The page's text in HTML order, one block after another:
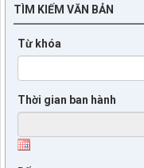
TÌM KIẾM VĂN BẢN
Từ khóa
Thời gian ban hành